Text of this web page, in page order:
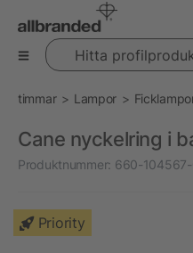
Hitta profilprodukter
timmar Lampor
Cane nyckelring i
Produktnummer: 660-
Priority